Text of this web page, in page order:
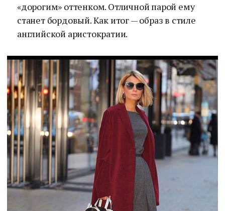
«дорогим» оттенком. Отличной парой ему
станет бордовый. Как итог — образ в стиле
английской аристократии.